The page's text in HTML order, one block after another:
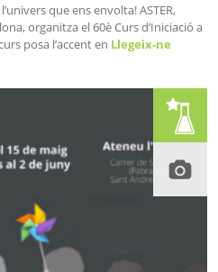
que ens envolta! ASTER,
organitza el 60è Curs d’Iniciació a
posa l’accent en Llegeix-ne